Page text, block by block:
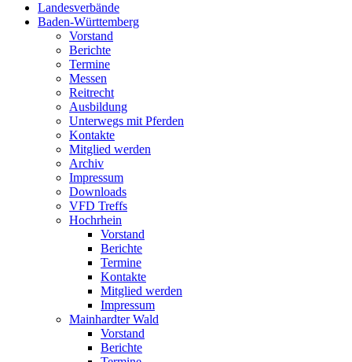
Landesverbände
Baden-Württemberg
Vorstand
Berichte
Termine
Messen
Reitrecht
Ausbildung
Unterwegs mit Pferden
Kontakte
Mitglied werden
Archiv
Impressum
Downloads
VFD Treffs
Hochrhein
Vorstand
Berichte
Termine
Kontakte
Mitglied werden
Impressum
Mainhardter Wald
Vorstand
Berichte